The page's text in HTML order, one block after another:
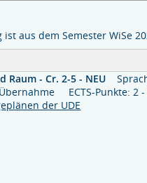
aus dem Semester WiSe
Raum - Cr. 2-5 - NEU
ECTS-Punkte: 2
der UDE